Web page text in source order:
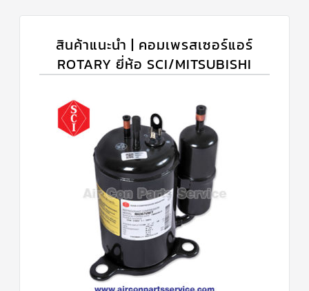
สินค้าแนะนำ | คอมเพรสเซอร์แอร์
ROTARY ยี่ห้อ SCI/MITSUBISHI